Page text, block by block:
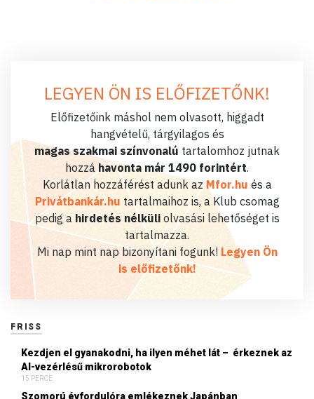
LEGYEN ÖN IS ELŐFIZETŐNK!
Előfizetőink máshol nem olvasott, higgadt
hangvételű, tárgyilagos és
magas szakmai színvonalú tartalomhoz jutnak
hozzáhavonta már 1490 forintért.
Korlátlan hozzáférést adunk azMfor.hu és a
Privátbankár.hu tartalmaihoz is, a Klub csomag
pedig a hirdetés nélküliolvasási lehetőséget is
tartalmazza.
Mi nap mint nap bizonyítani fogunk! Legyen Ön
is előfizetőnk!
FRISS
Kezdjen el gyanakodni, ha ilyen méhet lát – érkeznek az
AI-vezérlésű mikrorobotok
15 PERCE
Szomorú évfordulóra emlékeznek Japánban